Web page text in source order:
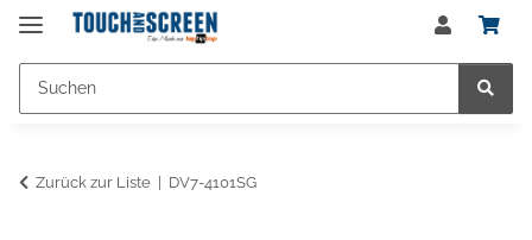
Zurück zur Liste DV7-4101SG